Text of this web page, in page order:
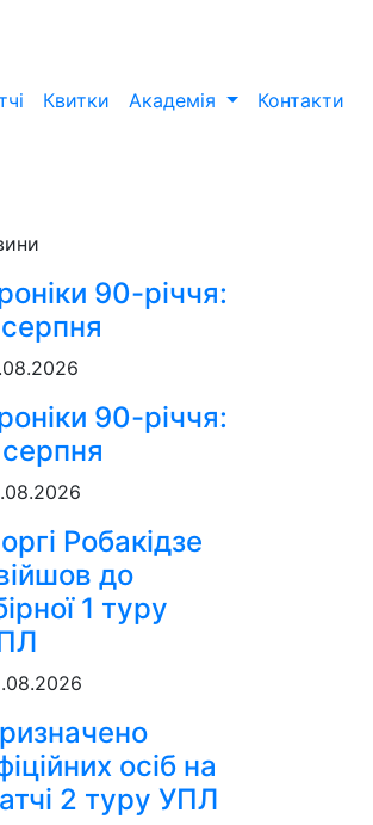
Квитки Академія Контакти
90-річчя:
90-річчя:
Робакідзе
до
1 туру
осіб на
2 туру УПЛ